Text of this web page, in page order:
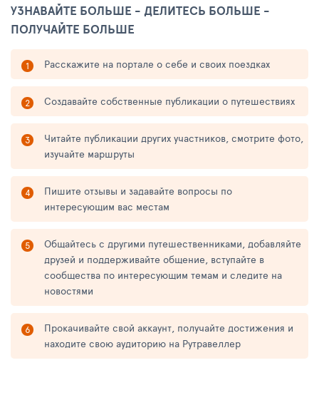
УЗНАВАЙТЕ БОЛЬШЕ - ДЕЛИТЕСЬ БОЛЬШЕ -
ПОЛУЧАЙТЕ БОЛЬШЕ
Расскажите на портале о себе и своих поездках
Создавайте собственные публикации о путешествиях
Читайте публикации других участников, смотрите фото,
изучайте маршруты
Пишите отзывы и задавайте вопросы по
интересующим вас местам
Общайтесь с другими путешественниками, добавляйте
друзей и поддерживайте общение, вступайте в
сообщества по интересующим темам и следите на
новостями
Прокачивайте свой аккаунт, получайте достижения и
находите свою аудиторию на Рутравеллер